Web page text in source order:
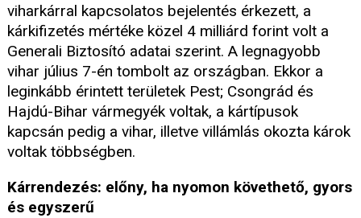
viharkárral kapcsolatos bejelentés érkezett, a
kárkifizetés mértéke közel 4 milliárd forint volt a
Generali Biztosító adatai szerint. A legnagyobb
vihar július 7-én tombolt az országban. Ekkor a
leginkább érintett területek Pest; Csongrád és
Hajdú-Bihar vármegyék voltak, a kártípusok
kapcsán pedig a vihar, illetve villámlás okozta károk
voltak többségben.
Kárrendezés: előny, ha nyomon követhető, gyors
és egyszerű